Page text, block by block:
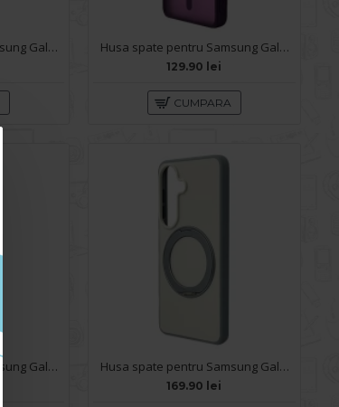
Husa spate pentru Samsung Galaxy S26 Remax Cristal - Transparent Husa spate pentru Samsung Galaxy S26 Matte Case Magsafe - Semitransparent/Purple
129.90 lei
CUMPARA
Husa spate pentru Samsung Galaxy S26 Silicon Magnet Case - Sky Blue Husa spate pentru Samsung Galaxy S26 Berlia 360 - Nude
169.90 lei